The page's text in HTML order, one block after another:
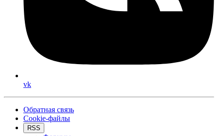
vk
Обратная связь
Cookie-файлы
RSS